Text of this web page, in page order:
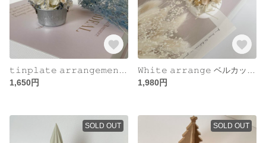
1,650円
1,980円
SOLD OUT SOLD OUT